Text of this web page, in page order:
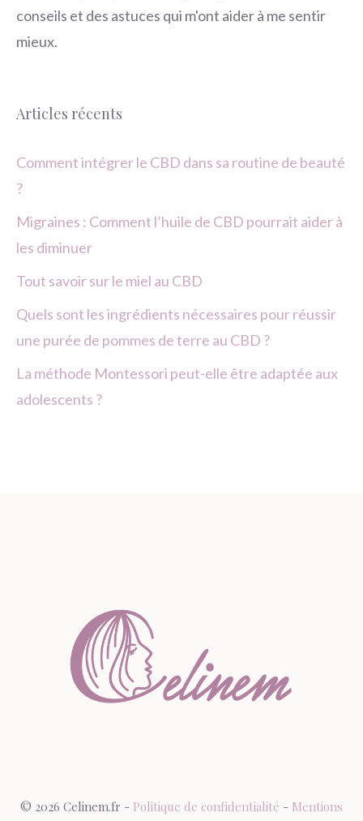
conseils et des astuces qui m'ont aider à me sentir
mieux.
Articles récents
Comment intégrer le CBD dans sa routine de beauté
?
Migraines : Comment l’huile de CBD pourrait aider à
les diminuer
Tout savoir sur le miel au CBD
Quels sont les ingrédients nécessaires pour réussir
une purée de pommes de terre au CBD ?
La méthode Montessori peut-elle être adaptée aux
adolescents ?
© 2026 Celinem.fr - Politique de confidentialité - Mentions